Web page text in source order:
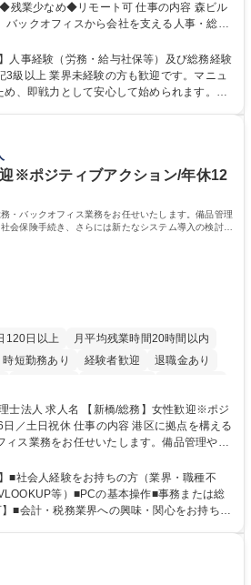
◆リモート可 仕事の内容 森ビル
バックオフィスから会社を支える人事・総務
の業務をバランスよく担当し、ゆくゆくは制
きる、やりがいある環境です。 ■勤怠管
き、年末調整等の労務管理全般 ■入退社手続
改定などのコア業務 ■社内イベントの企画
っているため、安心して成長できます。 募
務◆賞与5ヶ月◆年休120日◆残業少なめ◆
人事経験（労務・給与社保等）及び総務経験
3級以上 業界未経験の方も歓迎です。マニュ
、即戦力として安心して始められます。
長と組織への貢献度をダイレクトに実感で
モート可など、ワークライフバランスを保
「これまでの幅広い経験を活かし、長期的な
向きな意欲と挑戦を全力で応援します。 学
高専 短大 専修学校 高校 語学力： 資格：日商
日商簿記検定3級
迎※ポジティブアクション/年休12
・バックオフィス業務をお任せいたします。備品管理
会保険手続き、さらには新たなシステム導入の検討ま
120日以上
月平均残業時間20時間以内
時短勤務あり 経験者歓迎
退職金あり
】女性歓迎※ポジ
容 港区に拠点を構える
ィス業務をお任せいたします。備品管理や来
会保険手続き、さらには新たなシステム導
。 ■備品発注・在庫管理、郵
融機関への外出業務（入出金管理補助）、
管理 ■社内ルールの整備、職場環境の改善
総務】女性歓迎※
日／土日祝休
■社会人経験をお持ちの方（業界・職種不
等）■PCの基本操作■事務または総
■会計・税務業界への興味・関心をお持ちの